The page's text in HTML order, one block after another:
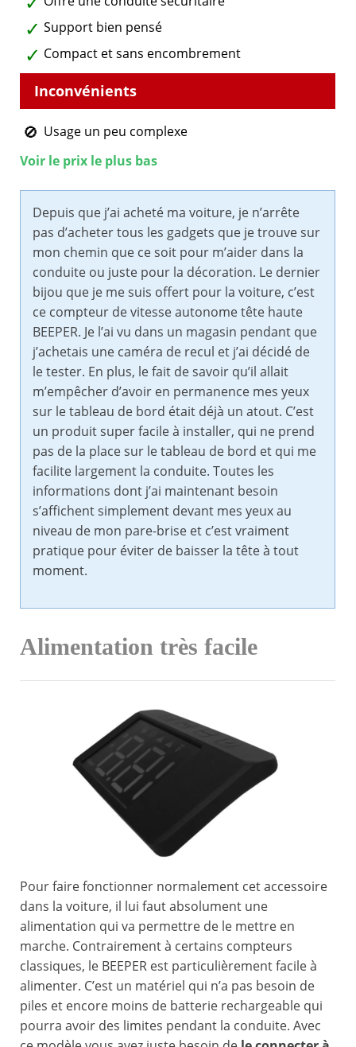
Support bien pensé
Compact et sans encombrement
Usage un peu complexe
Voir le prix le plus bas
Depuis que j’ai acheté ma voiture, je n’arrête
pas d’acheter tous les gadgets que je trouve sur
mon chemin que ce soit pour m’aider dans la
conduite ou juste pour la décoration. Le dernier
bijou que je me suis offert pour la voiture, c’est
ce compteur de vitesse autonome tête haute
BEEPER. Je l’ai vu dans un magasin pendant que
j’achetais une caméra de recul et j’ai décidé de
le tester. En plus, le fait de savoir qu’il allait
m’empêcher d’avoir en permanence mes yeux
sur le tableau de bord était déjà un atout. C’est
un produit super facile à installer, qui ne prend
pas de la place sur le tableau de bord et qui me
facilite largement la conduite. Toutes les
informations dont j’ai maintenant besoin
s’affichent simplement devant mes yeux au
niveau de mon pare-brise et c’est vraiment
pratique pour éviter de baisser la tête à tout
moment.
Alimentation très facile
Pour faire fonctionner normalement cet accessoire
dans la voiture, il lui faut absolument une
alimentation qui va permettre de le mettre en
marche. Contrairement à certains compteurs
classiques, le BEEPER est particulièrement facile à
alimenter. C’est un matériel qui n’a pas besoin de
piles et encore moins de batterie rechargeable qui
pourra avoir des limites pendant la conduite. Avec